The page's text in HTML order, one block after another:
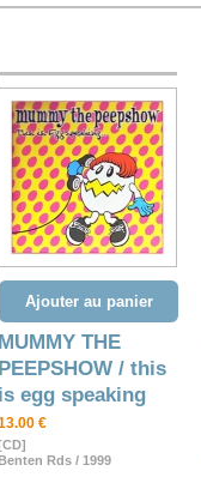
Ajouter au panier
MUMMY THE
PEEPSHOW / this
is egg speaking
€
Rds / 1999